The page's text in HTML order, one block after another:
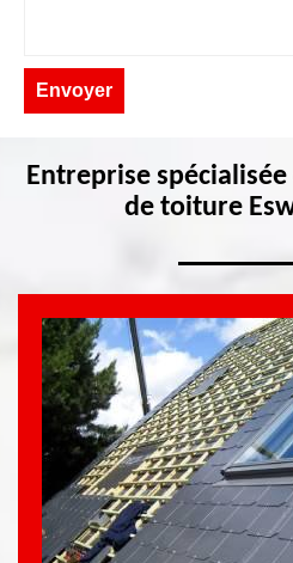
Entreprise
de toiture